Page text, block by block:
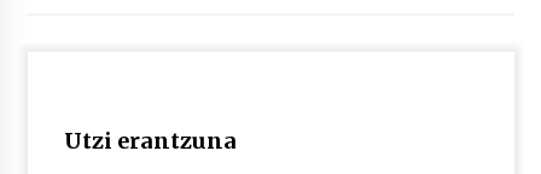
2026/07/03
Utzi erantzuna